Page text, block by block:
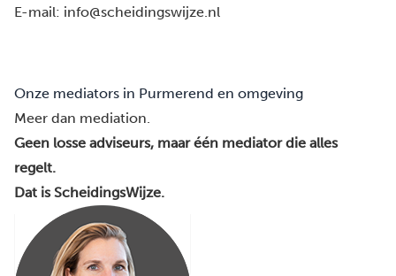
E-mail: info@scheidingswijze.nl
Onze mediators in Purmerend en omgeving
Meer dan mediation.
Geen losse adviseurs, maar één mediator die alles
regelt.
Dat is ScheidingsWijze.